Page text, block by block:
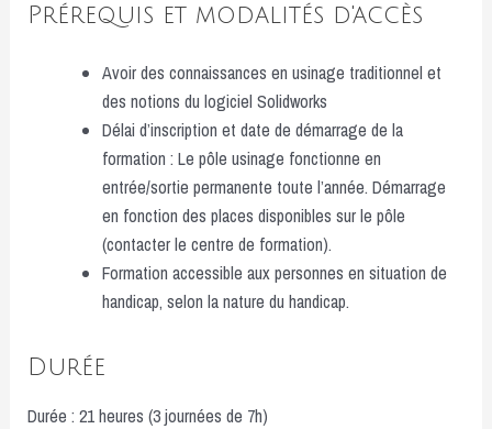
Prérequis et modalités d'accès
Avoir des connaissances en usinage traditionnel et
des notions du logiciel Solidworks
Délai d’inscription et date de démarrage de la
formation : Le pôle usinage fonctionne en
entrée/sortie permanente toute l’année. Démarrage
en fonction des places disponibles sur le pôle
(contacter le centre de formation).
Formation accessible aux personnes en situation de
handicap, selon la nature du handicap.
Durée
Durée : 21 heures (3 journées de 7h)